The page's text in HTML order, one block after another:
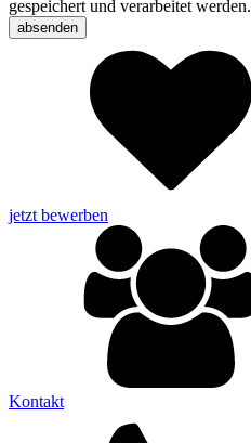
gespeichert und verarbeitet werden.
jetzt bewerben
Kontakt